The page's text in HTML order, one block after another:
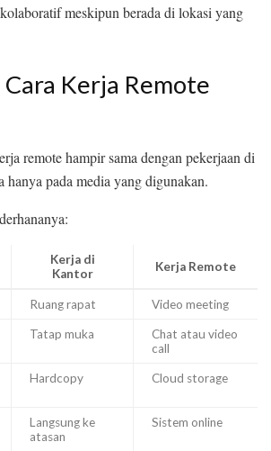
meskipun berada di lokasi yang
Cara Kerja Remote
remote hampir sama dengan pekerjaan di
hanya pada media yang digunakan.
Kerja di
Kantor
Kerja Remote
Ruang rapat Video meeting
Tatap muka
Chat atau video
call
Hardcopy Cloud storage
Langsung ke
atasan
Sistem online